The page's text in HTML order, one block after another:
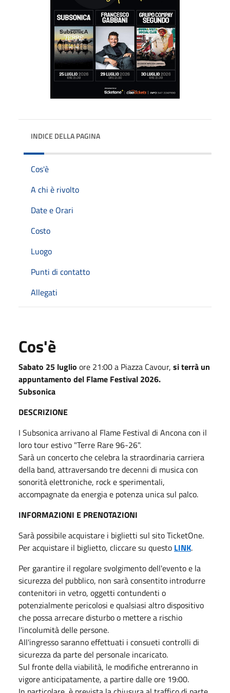
INDICE DELLA PAGINA
Cos'è
A chi è rivolto
Date e Orari
Costo
Luogo
Punti di contatto
Allegati
Cos'è
Sabato 25 luglio ore 21:00 a Piazza Cavour, si terrà un
appuntamento del Flame Festival 2026.
Subsonica
DESCRIZIONE
I Subsonica arrivano al Flame Festival di Ancona con il
loro tour estivo "Terre Rare 96-26".
Sarà un concerto che celebra la straordinaria carriera
della band, attraversando tre decenni di musica con
sonorità elettroniche, rock e sperimentali,
accompagnate da energia e potenza unica sul palco.
INFORMAZIONI E PRENOTAZIONI
Sarà possibile acquistare i biglietti sul sito TicketOne.
Per acquistare il biglietto, cliccare su questo LINK.
Per garantire il regolare svolgimento dell'evento e la
sicurezza del pubblico, non sarà consentito introdurre
contenitori in vetro, oggetti contundenti o
potenzialmente pericolosi e qualsiasi altro dispositivo
che possa arrecare disturbo o mettere a rischio
l'incolumità delle persone.
All'ingresso saranno effettuati i consueti controlli di
sicurezza da parte del personale incaricato.
Sul fronte della viabilità, le modifiche entreranno in
vigore anticipatamente, a partire dalle ore 19:00.